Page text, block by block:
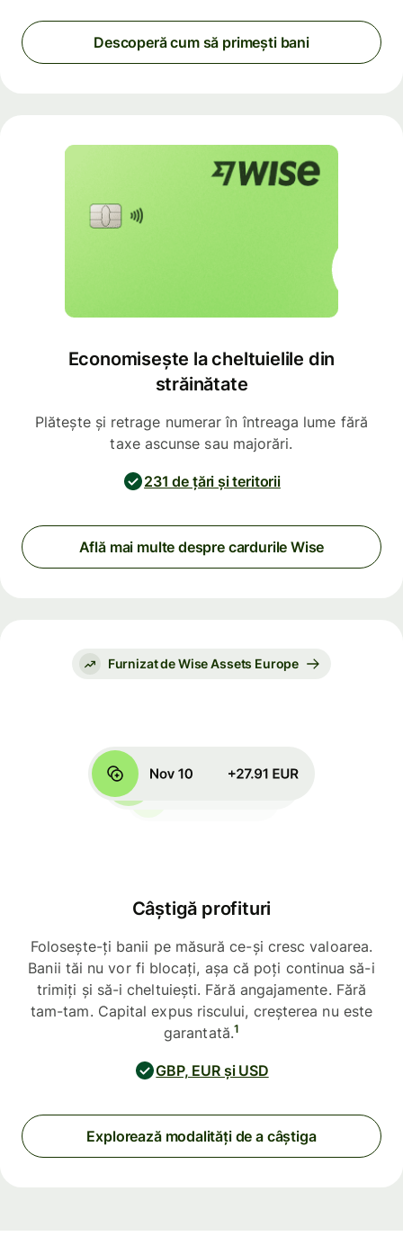
Descoperă cum să primești bani
Economisește la cheltuielile din
străinătate
Plătește și retrage numerar în întreaga lume fără
taxe ascunse sau majorări.
231 de țări și teritorii
Află mai multe despre cardurile Wise
Furnizat de Wise Assets Europe
Câștigă profituri
Folosește-ți banii pe măsură ce-și cresc valoarea.
Banii tăi nu vor fi blocați, așa că poți continua să-i
trimiți și să-i cheltuiești. Fără angajamente. Fără
tam-tam. Capital expus riscului, creșterea nu este
garantată.1
GBP, EUR și USD
Explorează modalități de a câștiga